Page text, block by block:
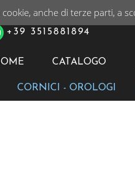
ORDINI TELEFONICI
+39 3515881894
CATALOGO
CORNICI - OROLOGI
anche di terze parti, a